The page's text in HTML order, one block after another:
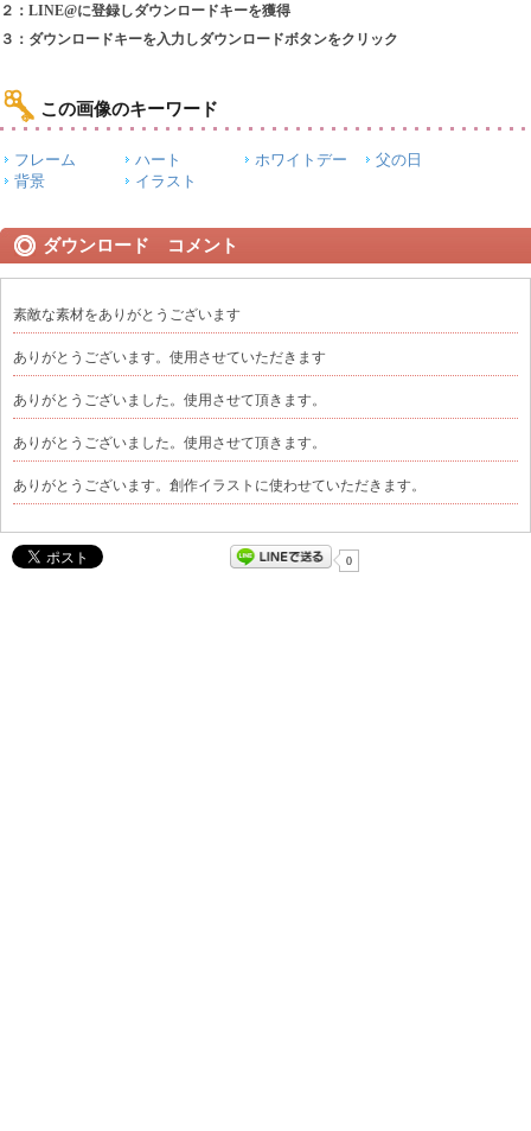
２：LINE@に登録しダウンロードキーを獲得
３：ダウンロードキーを入力しダウンロードボタンをクリック
この画像のキーワード
フレーム ハート ホワイトデー
父の日
背景
イラスト
ダウンロード コメント
素敵な素材をありがとうございます
ありがとうございます。使用させていただきます
ありがとうございました。使用させて頂きます。
ありがとうございました。使用させて頂きます。
ありがとうございます。創作イラストに使わせていただきます。
0